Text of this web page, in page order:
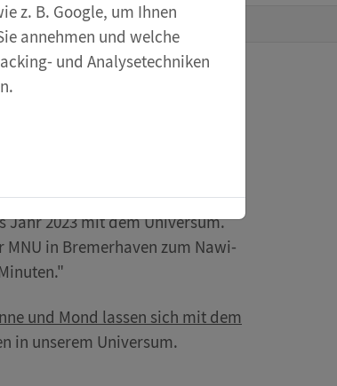
z. B. Google, um Ihnen
annehmen und welche
und Analysetechniken
kurze
Jahr 2023 mit dem Universum.
in Bremerhaven zum Nawi-
und Mond lassen sich mit dem
in unserem Universum.